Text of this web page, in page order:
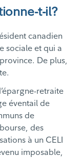
t-il?
canadien
sociale et qui a
De plus,
retraite
éventail de
de
des
à un CELI
imposable,